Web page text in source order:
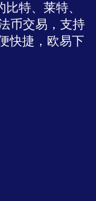
特、莱特、
币交易，支持
快捷，欧易下